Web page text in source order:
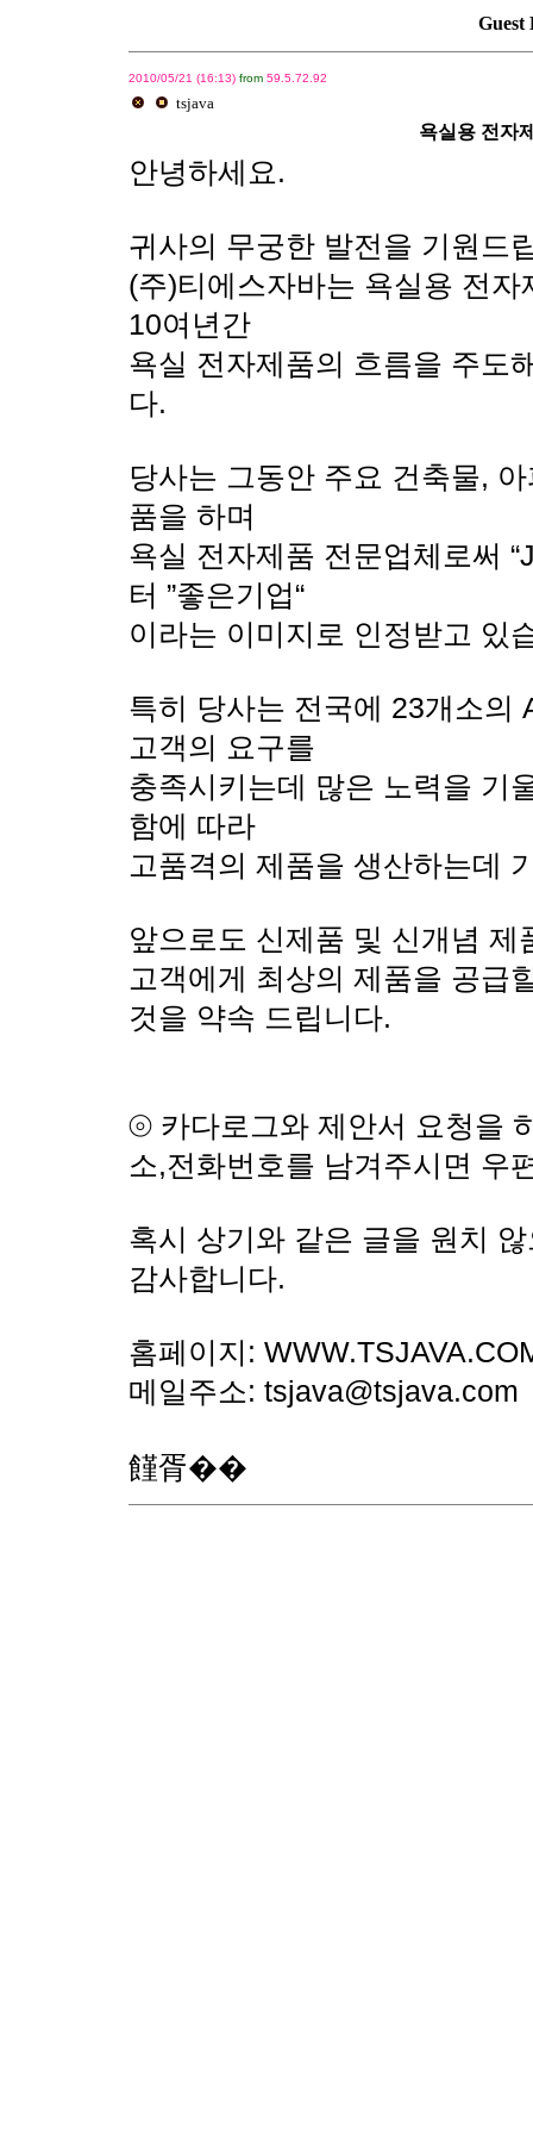
Guest
2010/05/21 (16:13)from 59.5.72.92
tsjava
욕실용 전자
안녕하세요.
귀사의 무궁한 발전을 기원드
(주)티에스자바는 욕실용 전
10여년간
욕실 전자제품의 흐름을 주도
다.
당사는 그동안 주요 건축물,
품을 하며
욕실 전자제품 전문업체로써
터 ”좋은기업“
이라는 이미지로 인정받고 있
특히 당사는 전국에 23개소의
고객의 요구를
충족시키는데 많은 노력을 기
함에 따라
고품격의 제품을 생산하는데
앞으로도 신제품 및 신개념
고객에게 최상의 제품을 공급
것을 약속 드립니다.
⦾ 카다로그와 제안서 요청을
소,전화번호를 남겨주시면 우
혹시 상기와 같은 글을 원치
감사합니다.
홈페이지:
메일주소: tsjava@tsjava.com
饉胥��